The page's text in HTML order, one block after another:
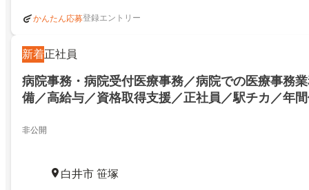
かんたん応募登録エントリー
新着正社員
病院事務・病院受付医療事務／病院での医療事務
備／高給与／資格取得支援／正社員／駅チカ／年
務業務／社会保険完備／高給与／資格取得支援／
非公開
白井市 笹塚